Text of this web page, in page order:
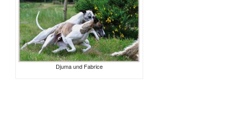
Djuma und Fabrice